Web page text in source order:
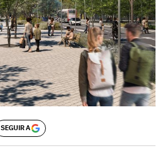
SEGUIR A